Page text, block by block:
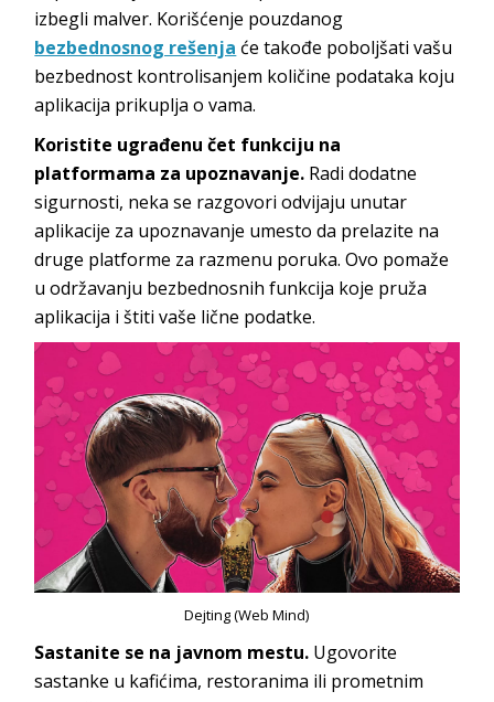
izbegli malver. Korišćenje pouzdanog
bezbednosnog rešenja će takođe poboljšati vašu
bezbednost kontrolisanjem količine podataka koju
aplikacija prikuplja o vama.
Koristite ugrađenu čet funkciju na
platformama za upoznavanje. Radi dodatne
sigurnosti, neka se razgovori odvijaju unutar
aplikacije za upoznavanje umesto da prelazite na
druge platforme za razmenu poruka. Ovo pomaže
u održavanju bezbednosnih funkcija koje pruža
aplikacija i štiti vaše lične podatke.
Dejting (Web Mind)
Sastanite se na javnom mestu. Ugovorite
sastanke u kafićima, restoranima ili prometnim